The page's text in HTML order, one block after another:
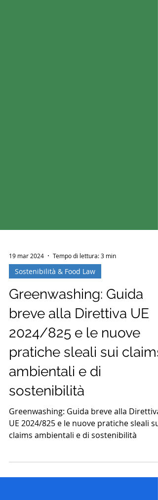
19 mar 2024 Tempo di lettura: 3 min
Sostenibilità & Food Law
Greenwashing: Guida
breve alla Direttiva UE
2024/825 e le nuove
pratiche sleali sui claims
ambientali e di
Greenwashing: Guida breve alla Direttiva
UE 2024/825 e le nuove pratiche sleali sui